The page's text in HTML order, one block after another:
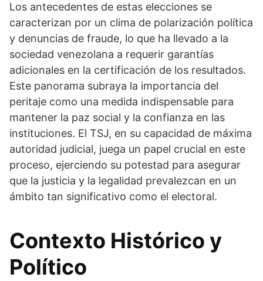
Los antecedentes de estas elecciones se
caracterizan por un clima de polarización política
y denuncias de fraude, lo que ha llevado a la
sociedad venezolana a requerir garantías
adicionales en la certificación de los resultados.
Este panorama subraya la importancia del
peritaje como una medida indispensable para
mantener la paz social y la confianza en las
instituciones. El TSJ, en su capacidad de máxima
autoridad judicial, juega un papel crucial en este
proceso, ejerciendo su potestad para asegurar
que la justicia y la legalidad prevalezcan en un
ámbito tan significativo como el electoral.
Contexto Histórico y
Político